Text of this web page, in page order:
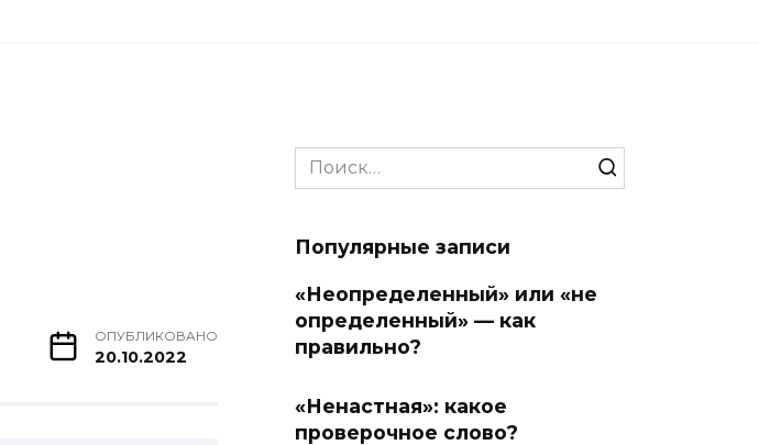
ОПУБЛИКОВАНО
20.10.2022
Search
for:
Популярные записи
«Неопределенный» или «не
определенный» — как
правильно?
«Ненастная»: какое
проверочное слово?